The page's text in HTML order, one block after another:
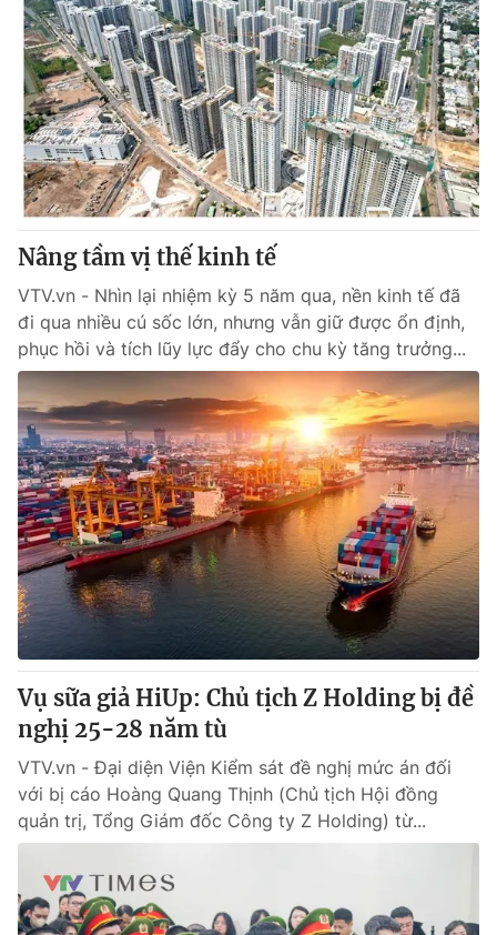
Nâng tầm vị thế kinh tế
VTV.vn - Nhìn lại nhiệm kỳ 5 năm qua, nền kinh tế đã
đi qua nhiều cú sốc lớn, nhưng vẫn giữ được ổn định,
phục hồi và tích lũy lực đẩy cho chu kỳ tăng trưởng...
Vụ sữa giả HiUp: Chủ tịch Z Holding bị đề
nghị 25-28 năm tù
VTV.vn - Đại diện Viện Kiểm sát đề nghị mức án đối
với bị cáo Hoàng Quang Thịnh (Chủ tịch Hội đồng
quản trị, Tổng Giám đốc Công ty Z Holding) từ...